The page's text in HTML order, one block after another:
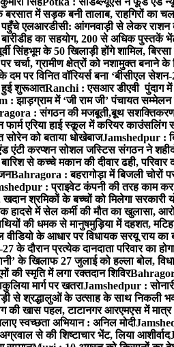
में सड़क बनी तालाब, राहगिरों का
पहुँचे एलआरडीसी: आंगनवाड़ी से लेकर
का सहयोग, 200 से अधिक पुस्तकें
सिंहभूम के 50 खिलाड़ी होंगे शामिल,
चर्चा, ग्रामीण क्षेत्रों को नशामुक्त बनाने
पर विनित वॉरियर्स बना ‘बीसीएल सेशन-
हुई शुरूआतRanchi : एसआर डीएवी पुंदाग
: झाड़ग्राम में ‘जी राम जी’ पंचायत
: संगठन की मजबूती,बूथ सशक्तिकरण
एरिया हाई स्कूल में करियर काउंसलिंग
को बताया धोखेबाजJamshedpur :
एंटी करप्शन सोशल जस्टिस संगठन ने
से कच्चे मकान की दीवार ढही,
Bahragora : बहरागोड़ा में बिजली चोरों
: प्राइवेट कंपनी की तरह काम कर
श्रमिकों के बच्चों को मिलेगा सरकारी
में सेल कर्मी की मौत का खुलासा,
की धमक से मानुषमुड़िया में दहशत,
के आधार पर विधायक सरयू राय का
दौरान प्रत्येक दानदाता परिवार का
के खिलाफ 27 जुलाई को हल्ला बोल,
की स्मृति में लगा रक्तदान शिविर
मार्ग पर खतराJamshedpur :
से श्रद्धालुओं के उत्साह के साथ निकली
की खास पहल, टाटानगर आरएमएस में
स्वच्छता अभियान : अनिल मोदी
से की शिष्टाचार भेंट, लिया आशीर्वाद